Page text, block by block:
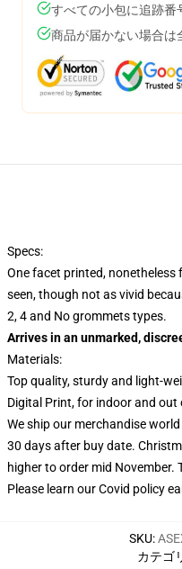
すべての小包に追跡番
商品が届かない場合は
Specs:
One facet printed, nonetheless
seen, though not as vivid
2, 4 and No grommets types.
Arrives in an unmarked,
Materials:
Top quality, sturdy and light-
Digital Print, for indoor and out
We ship our merchandise
30 days after buy date.
higher to order mid November.
Please learn our Covid policy
SKU:
カテゴ